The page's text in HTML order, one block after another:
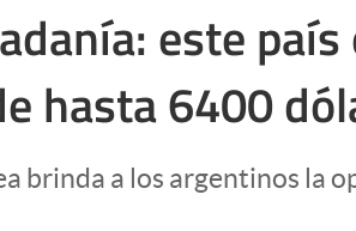
este
hasta 6400
brinda a los argentinos la